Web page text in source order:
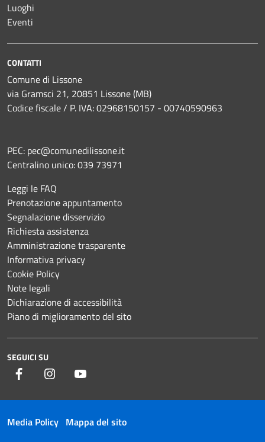
Luoghi
Eventi
CONTATTI
Comune di Lissone
via Gramsci 21, 20851 Lissone (MB)
Codice fiscale / P. IVA: 02968150157 - 00740590963
PEC: pec@comunedilissone.it
Centralino unico:039 73971
Leggi le FAQ
Prenotazione appuntamento
Segnalazione disservizio
Richiesta assistenza
Amministrazione trasparente
Informativa privacy
Cookie Policy
Note legali
Dichiarazione di accessibilità
Piano di miglioramento del sito
SEGUICI SU
Facebook Instagram
Media Policy Mappa del sito